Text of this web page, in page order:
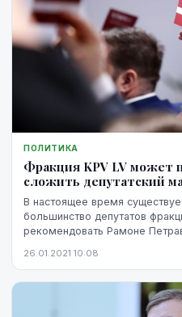
ПОЛИТИКА
Фракция KPV LV может
сложить депутатский
В настоящее время
большинство депутатов
рекомендовать Рамоне
26.01.2021 10:08